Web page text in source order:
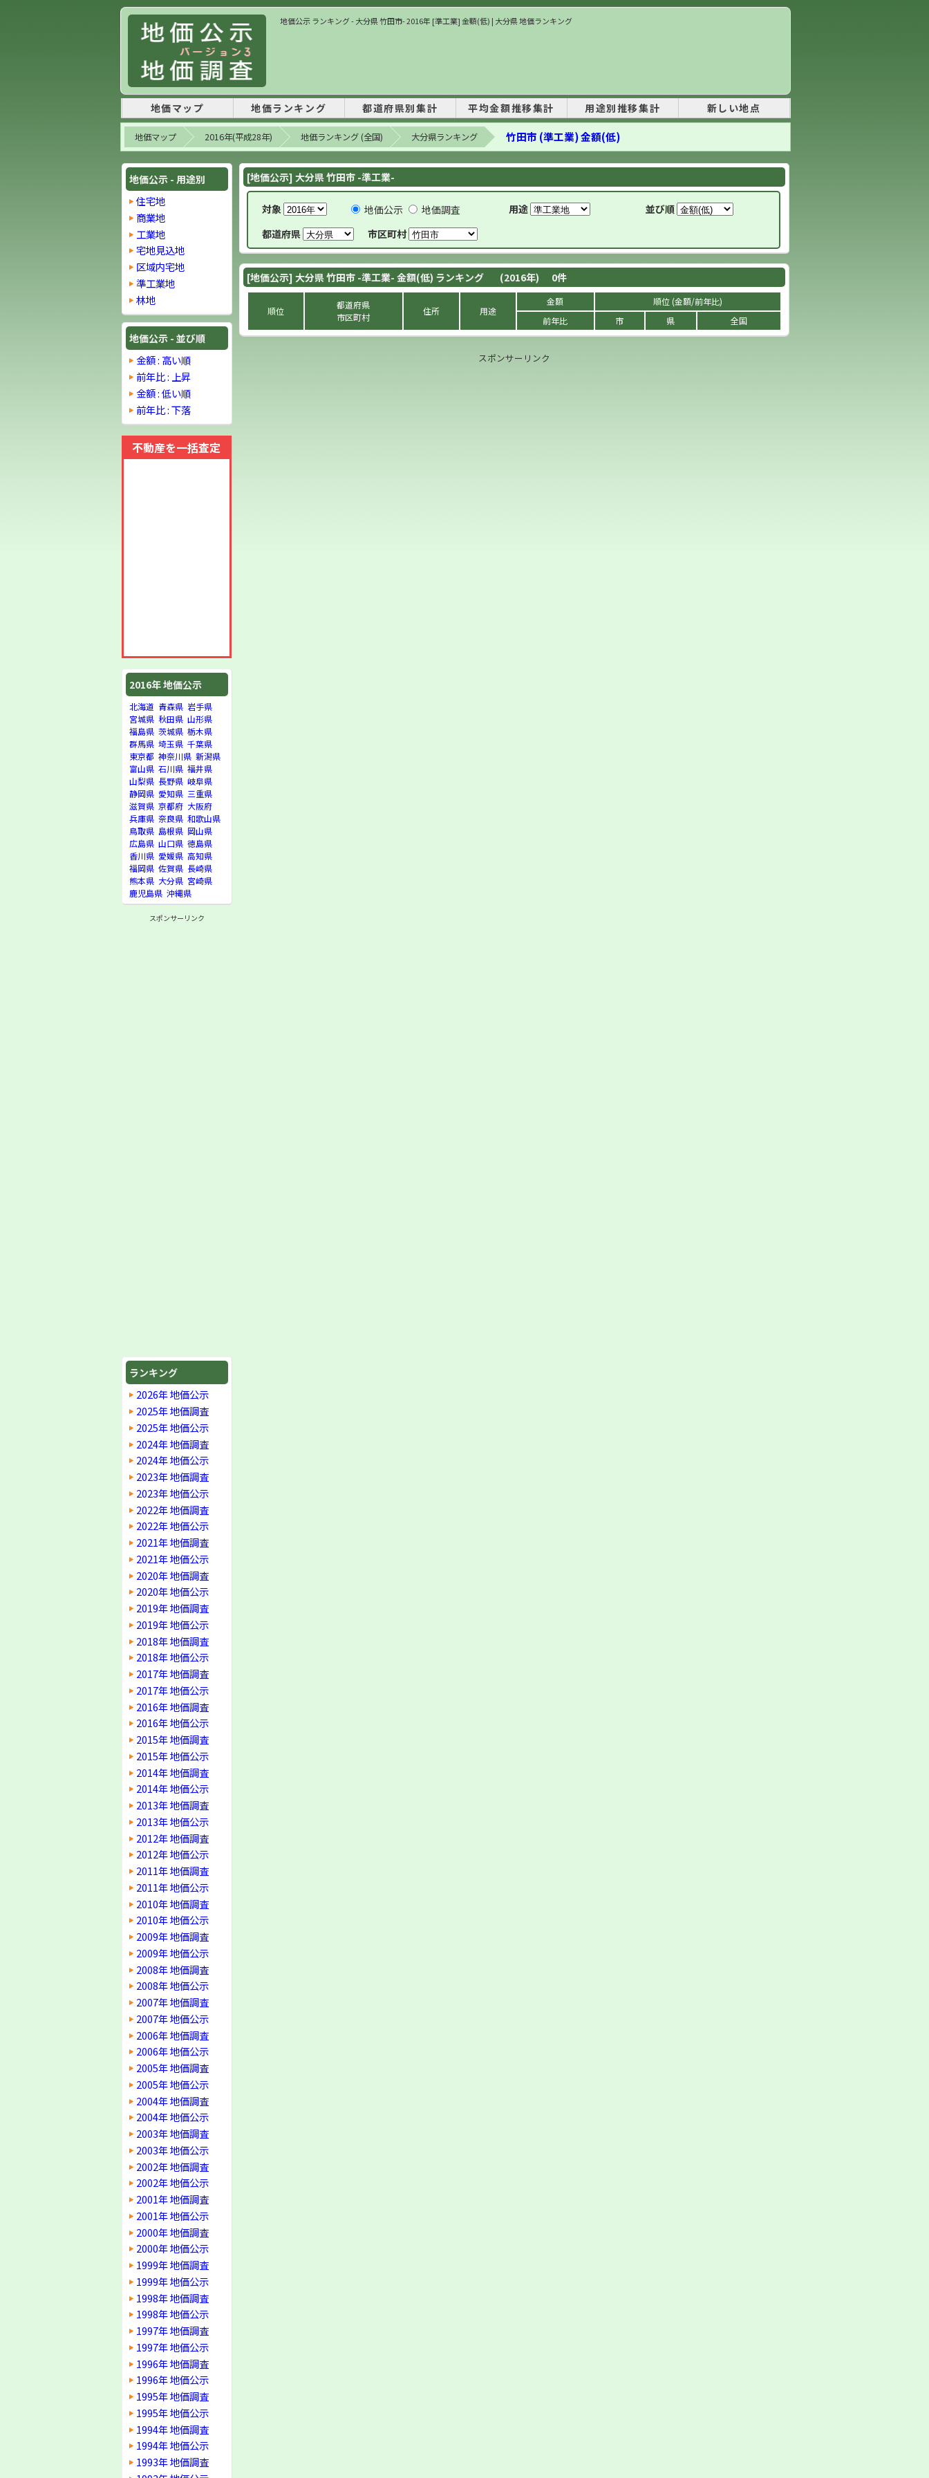
地価公示 ランキング - 大分県 竹田市- 2016年 [準工業] 金額(低) | 大分県 地価ランキング
地価マップ 地価ランキング 都道府県別集計 平均金額推移集計 用途別推移集計 新しい地点
地価マップ 2016年(平成28年) 地価ランキング (全国) 大分県ランキング 竹田市 (準工業) 金額(低)
地価公示 - 用途別
住宅地
商業地
工業地
宅地見込地
区域内宅地
準工業地
林地
地価公示 - 並び順
金額 : 高い順
前年比 : 上昇
金額 : 低い順
前年比 : 下落
不動産を一括査定
2016年 地価公示
北海道 青森県 岩手県
宮城県 秋田県 山形県
福島県 茨城県 栃木県
群馬県 埼玉県 千葉県
東京都 神奈川県 新潟県
富山県 石川県 福井県
山梨県 長野県 岐阜県
静岡県 愛知県 三重県
滋賀県 京都府 大阪府
兵庫県 奈良県 和歌山県
鳥取県 島根県 岡山県
広島県 山口県 徳島県
香川県 愛媛県 高知県
福岡県 佐賀県 長崎県
熊本県 大分県 宮崎県
鹿児島県 沖縄県
スポンサーリンク
ランキング
2026年 地価公示
2025年 地価調査
2025年 地価公示
2024年 地価調査
2024年 地価公示
2023年 地価調査
2023年 地価公示
2022年 地価調査
2022年 地価公示
2021年 地価調査
2021年 地価公示
2020年 地価調査
2020年 地価公示
2019年 地価調査
2019年 地価公示
2018年 地価調査
2018年 地価公示
2017年 地価調査
2017年 地価公示
2016年 地価調査
2016年 地価公示
2015年 地価調査
2015年 地価公示
2014年 地価調査
2014年 地価公示
2013年 地価調査
2013年 地価公示
2012年 地価調査
2012年 地価公示
2011年 地価調査
2011年 地価公示
2010年 地価調査
2010年 地価公示
2009年 地価調査
2009年 地価公示
2008年 地価調査
2008年 地価公示
2007年 地価調査
2007年 地価公示
2006年 地価調査
2006年 地価公示
2005年 地価調査
2005年 地価公示
2004年 地価調査
2004年 地価公示
2003年 地価調査
2003年 地価公示
2002年 地価調査
2002年 地価公示
2001年 地価調査
2001年 地価公示
2000年 地価調査
2000年 地価公示
1999年 地価調査
1999年 地価公示
1998年 地価調査
1998年 地価公示
1997年 地価調査
1997年 地価公示
1996年 地価調査
1996年 地価公示
1995年 地価調査
1995年 地価公示
1994年 地価調査
1994年 地価公示
1993年 地価調査
[地価公示] 大分県 竹田市 -準工業-
対象 地価公示 地価調査 用途
並び順
都道府県
市区町村
[地価公示] 大分県 竹田市 -準工業- 金額(低) ランキング (2016年) 0件
順位
都道府県
市区町村
住所 用途
金額
順位 (金額/前年比)
前年比
市 県 全国
スポンサーリンク